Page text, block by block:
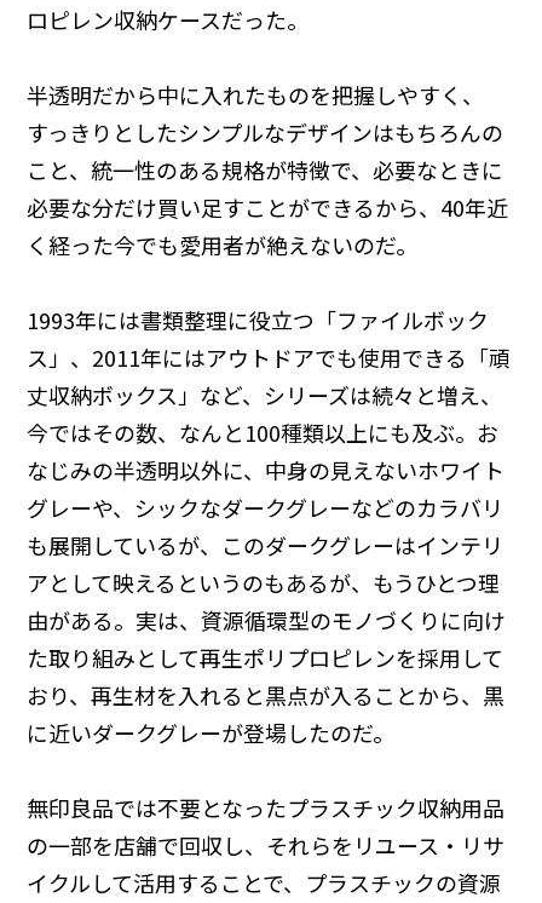
ロピレン収納ケースだった。
半透明だから中に入れたものを把握しやすく、
すっきりとしたシンプルなデザインはもちろんの
こと、統一性のある規格が特徴で、必要なときに
必要な分だけ買い足すことができるから、40年近
く経った今でも愛用者が絶えないのだ。
1993年には書類整理に役立つ「ファイルボック
ス」、2011年にはアウトドアでも使用できる「頑
丈収納ボックス」など、シリーズは続々と増え、
今ではその数、なんと100種類以上にも及ぶ。お
なじみの半透明以外に、中身の見えないホワイト
グレーや、シックなダークグレーなどのカラバリ
も展開しているが、このダークグレーはインテリ
アとして映えるというのもあるが、もうひとつ理
由がある。実は、資源循環型のモノづくりに向け
た取り組みとして再生ポリプロピレンを採用して
おり、再生材を入れると黒点が入ることから、黒
に近いダークグレーが登場したのだ。
無印良品では不要となったプラスチック収納用品
の一部を店舗で回収し、それらをリユース・リサ
イクルして活用することで、プラスチックの資源